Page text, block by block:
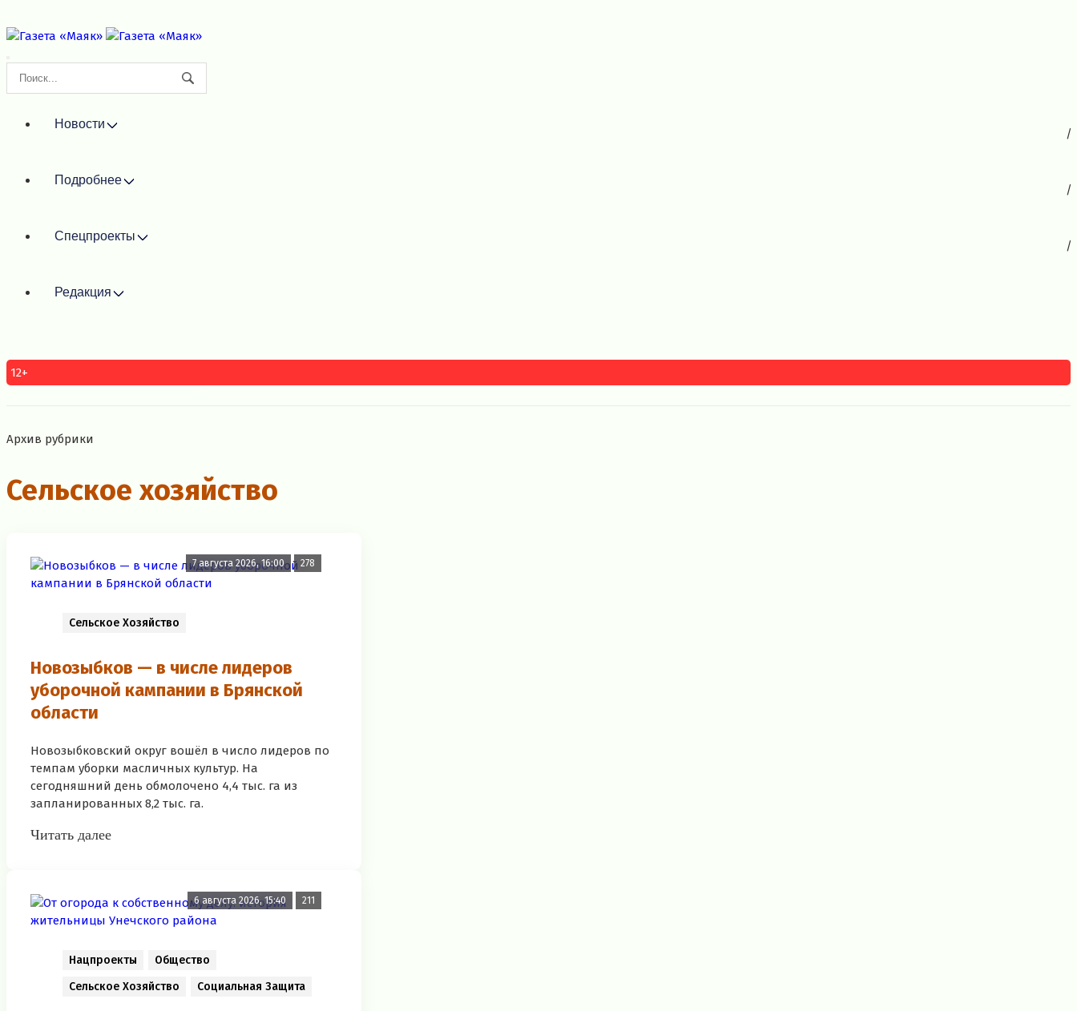
Новости
Подробнее
Спецпроекты
Редакция
12+
Архив рубрики
Сельское хозяйство
7 августа 2026, 16:00 278
Сельское Хозяйство
Новозыбков — в числе лидеров
уборочной кампании в Брянской
области
Новозыбковский округ вошёл в число лидеров по
темпам уборки масличных культур. На
сегодняшний день обмолочено 4,4 тыс. га из
запланированных 8,2 тыс. га.
Читать далее
6 августа 2026, 15:40 211
Нацпроекты
Общество
Сельское Хозяйство
Социальная Защита